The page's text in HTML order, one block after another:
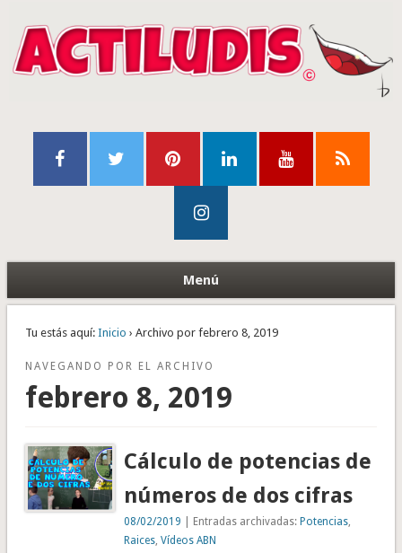
Menú
Tu estás aquí: Inicio › Archivo por febrero 8, 2019
NAVEGANDO POR EL ARCHIVO
febrero 8, 2019
Cálculo de potencias de
números de dos cifras
08/02/2019 | Entradas archivadas:Potencias
Raices ,Vídeos ABN